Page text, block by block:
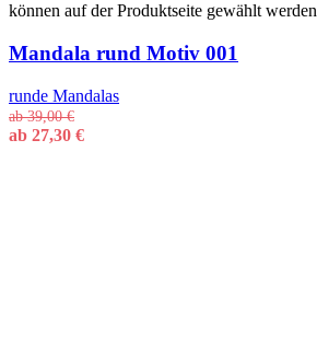
können auf der Produktseite gewählt werden
Mandala rund Motiv 001
runde Mandalas
ab39,00€
ab 27,30 €